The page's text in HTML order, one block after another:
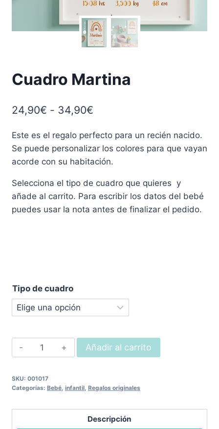
Cuadro Martina
24,90€ - 34,90€
precios:
desde
hasta
34,90€
Este es el regalo perfecto para un recién nacido.
Se puede personalizar los colores para que vayan
acorde con su habitación.
Selecciona el tipo de cuadro que quieres y
añade al carrito. Para escribir los datos del bebé
puedes usar la nota antes de finalizar el pedido.
Tipo de cuadro
Cuadro
Martina
Añadir al carrito
SKU: 001017
Categorías: Bebé, infantil, Regalos originales
Descripción